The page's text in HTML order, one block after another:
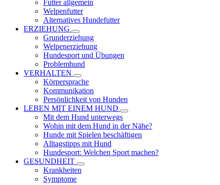
Futter allgemein
Welpenfutter
Alternatives Hundefutter
ERZIEHUNG
Grunderziehung
Welpenerziehung
Hundesport und Übungen
Problemhund
VERHALTEN
Körpersprache
Kommunikation
Persönlichkeit von Hunden
LEBEN MIT EINEM HUND
Mit dem Hund unterwegs
Wohin mit dem Hund in der Nähe?
Hunde mit Spielen beschäftigen
Alltagstipps mit Hund
Hundesport: Welchen Sport machen?
GESUNDHEIT
Krankheiten
Symptome